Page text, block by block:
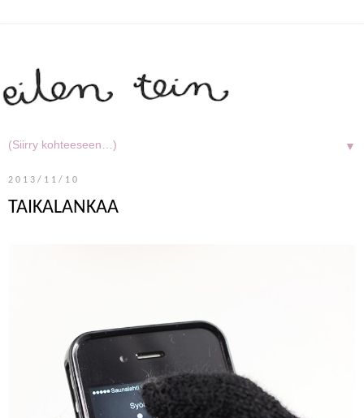
▼
2013/11/10
TAIKALANKAA